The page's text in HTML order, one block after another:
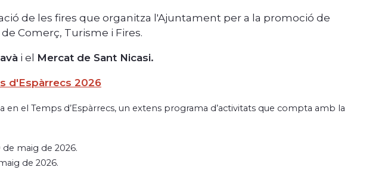
de les fires que organitza l'Ajuntament per a la promoció de
Comerç, Turisme i Fires.
i el Mercat de Sant Nicasi.
d'Espàrrecs 2026
en el Temps d’Espàrrecs, un extens programa d’activitats que compta amb la
de maig de 2026.
de 2026.